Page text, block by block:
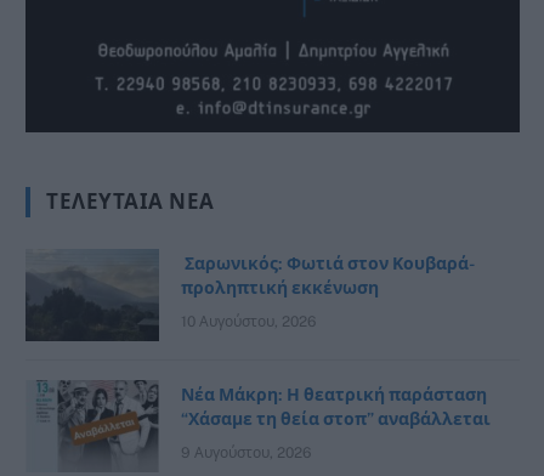
ΤΕΛΕΥΤΑΊΑ ΝΈΑ
Σαρωνικός: Φωτιά στον Κουβαρά-
προληπτική εκκένωση
10 Αυγούστου, 2026
Νέα Μάκρη: Η θεατρική παράσταση
“Χάσαμε τη θεία στοπ” αναβάλλεται
9 Αυγούστου, 2026